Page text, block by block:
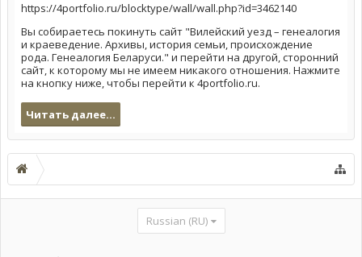
https://4portfolio.ru/blocktype/wall/wall.php?id=3462140
Вы собираетесь покинуть сайт "Вилейский уезд – генеалогия
и краеведение. Архивы, история семьи, происхождение
рода. Генеалогия Беларуси." и перейти на другой, сторонний
сайт, к которому мы не имеем никакого отношения. Нажмите
на кнопку ниже, чтобы перейти к 4portfolio.ru.
Читать далее...
Russian (RU)